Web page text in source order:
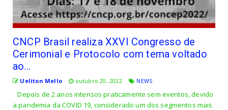
CNCP Brasil realiza XXVI Congresso de
Cerimonial e Protocolo com tema voltado
ao...
Ueliton Mello outubro 20, 2022 NEWS
Depois de 2 anos intensos praticamente sem eventos, devido
a pandemia da COVID 19, considerado um dos segmentos mais